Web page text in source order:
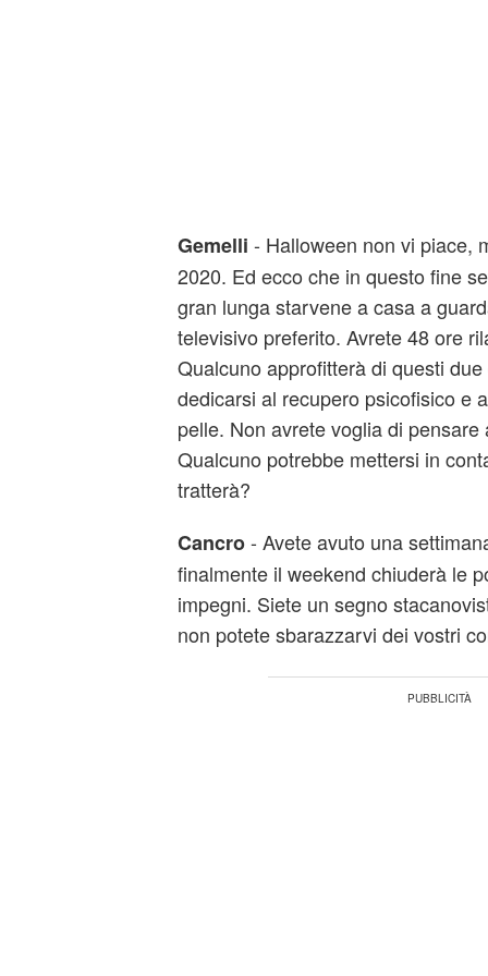
Gemelli - Halloween non vi piace,
2020. Ed ecco che in questo fine
gran lunga starvene a casa a
televisivo preferito. Avrete 48 ore
Qualcuno approfitterà di questi
dedicarsi al recupero psicofisico e
pelle. Non avrete voglia di pensare
Qualcuno potrebbe mettersi in
tratterà?
Cancro- Avete avuto una
finalmente il weekend chiuderà le
impegni. Siete un segno
non potete sbarazzarvi dei vostri